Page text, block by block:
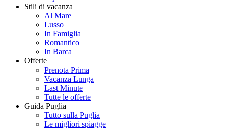
Stili di vacanza
Al Mare
Lusso
In Famiglia
Romantico
In Barca
Offerte
Prenota Prima
Vacanza Lunga
Last Minute
Tutte le offerte
Guida Puglia
Tutto sulla Puglia
Le migliori spiagge